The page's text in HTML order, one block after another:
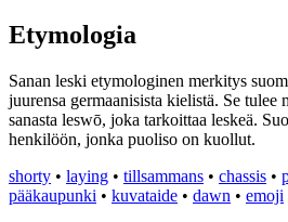
Etymologia
Sanan leski etymologinen merkitys
juurensa germaanisista kielistä. Se tulee
sanasta leswō, joka tarkoittaa leskeä.
henkilöön, jonka puoliso on kuollut.
shorty • laying • tillsammans • chassis •
pääkaupunki • kuvataide • dawn • emoji